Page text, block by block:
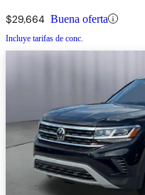
$29,664 Buena oferta
Incluye tarifas de conc.